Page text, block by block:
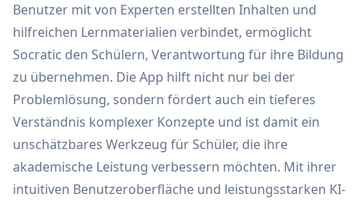
Benutzer mit von Experten erstellten Inhalten und
hilfreichen Lernmaterialien verbindet, ermöglicht
Socratic den Schülern, Verantwortung für ihre Bildung
zu übernehmen. Die App hilft nicht nur bei der
Problemlösung, sondern fördert auch ein tieferes
Verständnis komplexer Konzepte und ist damit ein
unschätzbares Werkzeug für Schüler, die ihre
akademische Leistung verbessern möchten. Mit ihrer
intuitiven Benutzeroberfläche und leistungsstarken KI-